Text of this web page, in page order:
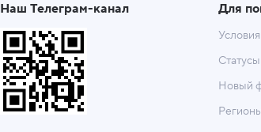
Наш Телеграм-канал Для
Новый